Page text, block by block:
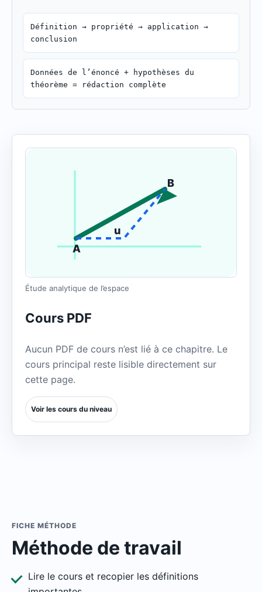
Définition → propriété → application →
conclusion
Données de l’énoncé + hypothèses du
théorème = rédaction complète
A
B
u
Étude analytique de l’espace
Cours PDF
Aucun PDF de cours n’est lié à ce chapitre. Le
cours principal reste lisible directement sur
cette page.
Voir les cours du niveau
FICHE MÉTHODE
Méthode de travail
Lire le cours et recopier les définitions